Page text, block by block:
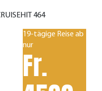
464
19-tägige Reise ab
nur
Fr.